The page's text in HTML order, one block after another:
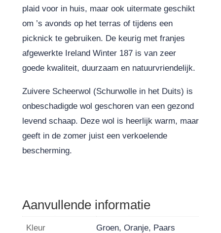
plaid voor in huis, maar ook uitermate geschikt
om ’s avonds op het terras of tijdens een
picknick te gebruiken. De keurig met franjes
afgewerkte Ireland Winter 187 is van zeer
goede kwaliteit, duurzaam en natuurvriendelijk.
Zuivere Scheerwol (Schurwolle in het Duits) is
onbeschadigde wol geschoren van een gezond
levend schaap. Deze wol is heerlijk warm, maar
geeft in de zomer juist een verkoelende
bescherming.
Aanvullende informatie
Kleur Groen, Oranje, Paars